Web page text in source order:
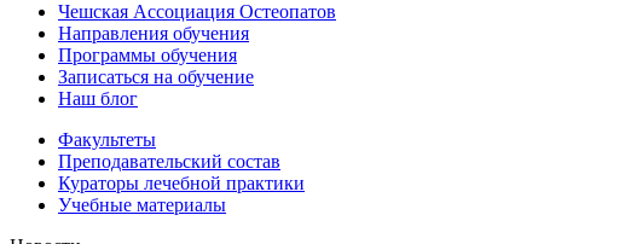
Чешская Ассоциация Остеопатов
Направления обучения
Программы обучения
Записаться на обучение
Наш блог
Факультеты
Преподавательский состав
Кураторы лечебной практики
Учебные материалы